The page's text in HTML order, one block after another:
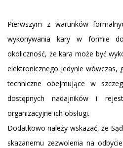
Pierwszym z warunków
wykonywania kary w formie
okoliczność, że kara może być
elektronicznego jedynie wówczas,
techniczne obejmujące w
dostępnych nadajników i
organizacyjne ich obsługi.
Dodatkowo należy wskazać, że
skazanemu zezwolenia na